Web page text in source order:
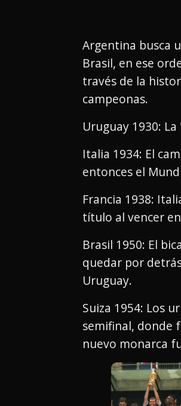
Argentina busca
Brasil, en ese
través de la
campeonas.
Uruguay 1930:
Italia 1934: El
entonces el
Francia 1938:
título al vencer
Brasil 1950: El
quedar por
Uruguay.
Suiza 1954: Los
semifinal, donde
nuevo monarca